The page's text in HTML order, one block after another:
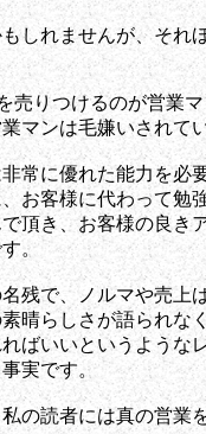
ませんが、それほ
りつけるのが営業マ
ンは毛嫌いされて
優れた能力を必要
様に代わって勉強
、お客様の良きア
。
で、ノルマや売上ば
しさが語られなく
いというようなレ
です。
者には真の営業を